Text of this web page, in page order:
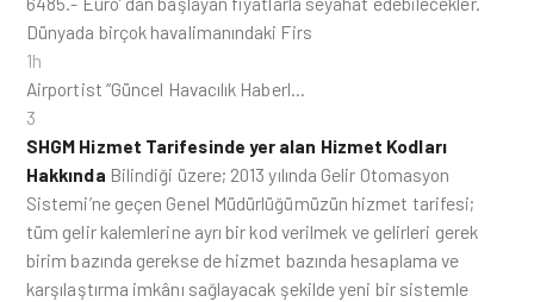
Dünyada birçok havalimanındaki Firs
1h
Airportist “Güncel Havacılık Haberl…
3
SHGM Hizmet Tarifesinde yer alan Hizmet Kodları
Hakkında Bilindiği üzere; 2013 yılında Gelir Otomasyon
Sistemi’ne geçen Genel Müdürlüğümüzün hizmet tarifesi;
tüm gelir kalemlerine ayrı bir kod verilmek ve gelirleri gerek
birim bazında gerekse de hizmet bazında hesaplama ve
karşılaştırma imkânı sağlayacak şekilde yeni bir sistemle